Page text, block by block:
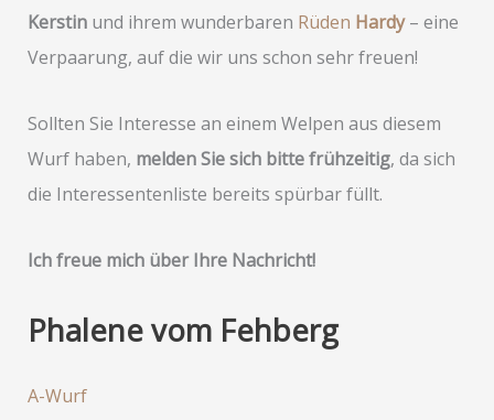
Kerstinund ihrem wunderbaren Rüden Hardy– eine
Verpaarung, auf die wir uns schon sehr freuen!
Sollten Sie Interesse an einem Welpen aus diesem
Wurf haben, melden Sie sich bitte frühzeitig, da sich
die Interessentenliste bereits spürbar füllt.
Ich freue mich über Ihre Nachricht!
Phalene vom Fehberg
A-Wurf